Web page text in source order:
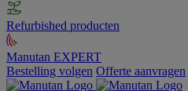
Refurbished producten
Manutan EXPERT
Bestelling volgen Offerte aanvragen